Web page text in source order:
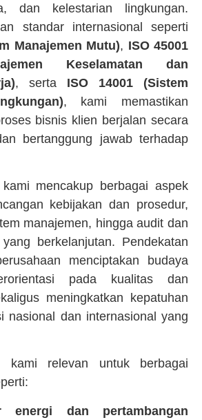
dan kelestarian lingkungan.
standar internasional seperti
Manajemen Mutu), ISO 45001
Keselamatan dan
, serta ISO 14001 (Sistem
, kami memastikan
bisnis klien berjalan secara
bertanggung jawab terhadap
mencakup berbagai aspek
kebijakan dan prosedur,
manajemen, hingga audit dan
berkelanjutan. Pendekatan
menciptakan budaya
pada kualitas dan
meningkatkan kepatuhan
nasional dan internasional yang
kami relevan untuk berbagai
energi dan pertambangan